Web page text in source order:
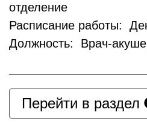
отделение
Расписание работы:
Должность: Врач-
Перейти в раздел